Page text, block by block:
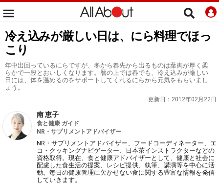
冷え込みが厳しい日は、にら料理でほっ
こり
年中出回っているにらですが、冬から春先から出るものは葉肉が厚く柔
らかで一段とおいしくなります。暦の上では春でも、冷え込みが厳しい
日には、体を温めるのをサポートしてくれるにらから元気をもらいまし
ょう。
更新日： 2012年02月22日
南 恵子
食と健康 ガイド
NR・サプリメントアドバイザー
NR・サプリメントアドバイザー、フードコーディネーター、エ
コ・クッキングナビゲーター、日本茶インストラクターなどの
資格取得。現在、食と健康アドバイザーとして、健康と社会に
配慮した食生活の提案、レシピ提供、執筆、講演等を中心に活
動。毎日の健康管理に欠かせない食に関する豊富な情報を発信
していきます。